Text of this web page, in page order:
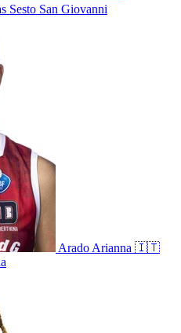
Sesto San Giovanni
AradoArianna 🇮🇹